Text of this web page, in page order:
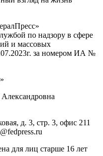
по надзору в сфере
и массовых
за номером ИА №
д. 3, стр. 3, офис 211
для лиц старше 16 лет